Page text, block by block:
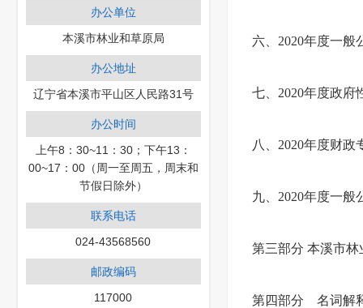
办公单位
本溪市林业和草原局
办公地址
辽宁省本溪市平山区人民路31号
办公时间
上午8：30~11：30；下午13：
00~17：00（周一至周五，周末和
节假日除外）
联系电话
024-43568560
邮政编码
117000
六、2020年度一般
七、2020年度政府
八、2020年度财
九、2020年度一般
第三部分 本溪市林
第四部分 名词解